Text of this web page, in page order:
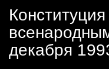
декабря